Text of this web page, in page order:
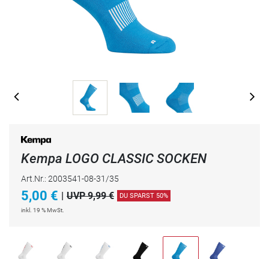
Kempa LOGO CLASSIC SOCKEN
Art.Nr.: 2003541-08-31/35
5,00 € | UVP 9,99 € DU SPARST 50%
inkl. 19 % MwSt.